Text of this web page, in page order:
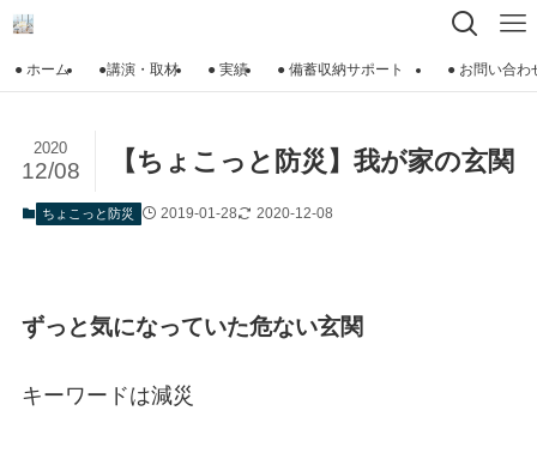
● ホーム ●講演・取材 ● 実績 ● 備蓄収納サポート ● お問い合わ
【ちょこっと防災】我が家の玄関
2020
12/08
ちょこっと防災 2019-01-28 2020-12-08
ずっと気になっていた危ない玄関
キーワードは減災